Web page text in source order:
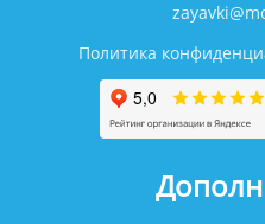
Политика